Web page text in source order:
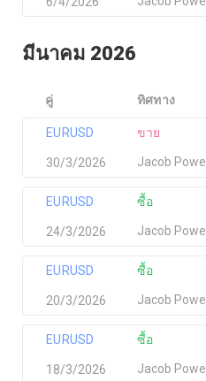
มีนาคม 2026
คู่ ทิศทาง
EURUSD
Jacob Powell
ขาย
30/3/2026
EURUSD
Jacob Powell
ซื้อ
24/3/2026
EURUSD
Jacob Powell
ซื้อ
20/3/2026
EURUSD
Jacob Powell
ซื้อ
18/3/2026